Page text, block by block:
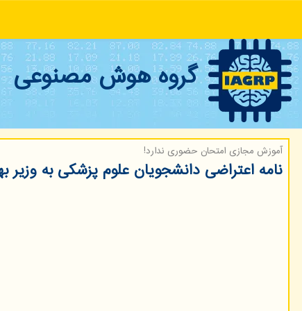
گروه هوش مصنوعی
آموزش مجازی امتحان حضوری ندارد!
نامه اعتراضی دانشجویان علوم پزشکی به وزیر